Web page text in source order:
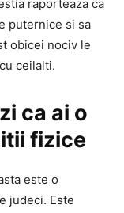
raporteaza ca
puternice si sa
obicei nociv le
ceilalti.
ca ai o
fizice
este o
judeci. Este